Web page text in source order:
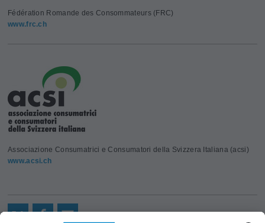
Fédération Romande des Consommateurs (FRC)
www.frc.ch
Associazione Consumatrici e Consumatori della Svizzera Italiana (acsi)
www.acsi.ch